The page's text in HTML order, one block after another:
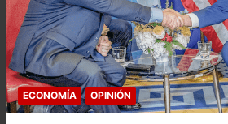
ECONOMÍA OPINIÓN